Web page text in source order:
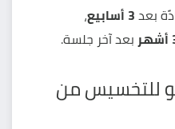
بعد3 أسابيع
،
بعد آخر جلسة.
للتخسيس من